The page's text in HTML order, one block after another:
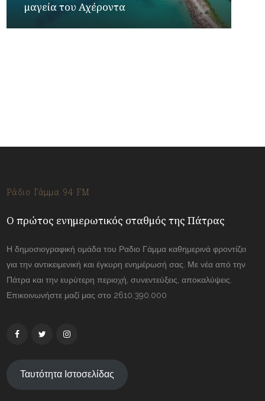
μαγεία του Αχέροντα
Ράδιο Γάμμα 94 FM
Ο πρώτος ενημερωτικός σταθμός της Πάτρας
Η δημοσιογραφική ομάδα του Ραδιο Γάμμα καθημερινά φροντίζει
για την αντικειμενική και έγκυρη ενημέρωσή σας. Με νέα από την
Πάτρα και την ευρύτερη περιοχή, συνεντεύξεις, αποκαλύψεις.
Επικοινωνήστε μαζί μας στο 2610.390.000
Ταυτότητα Ιστοσελίδας